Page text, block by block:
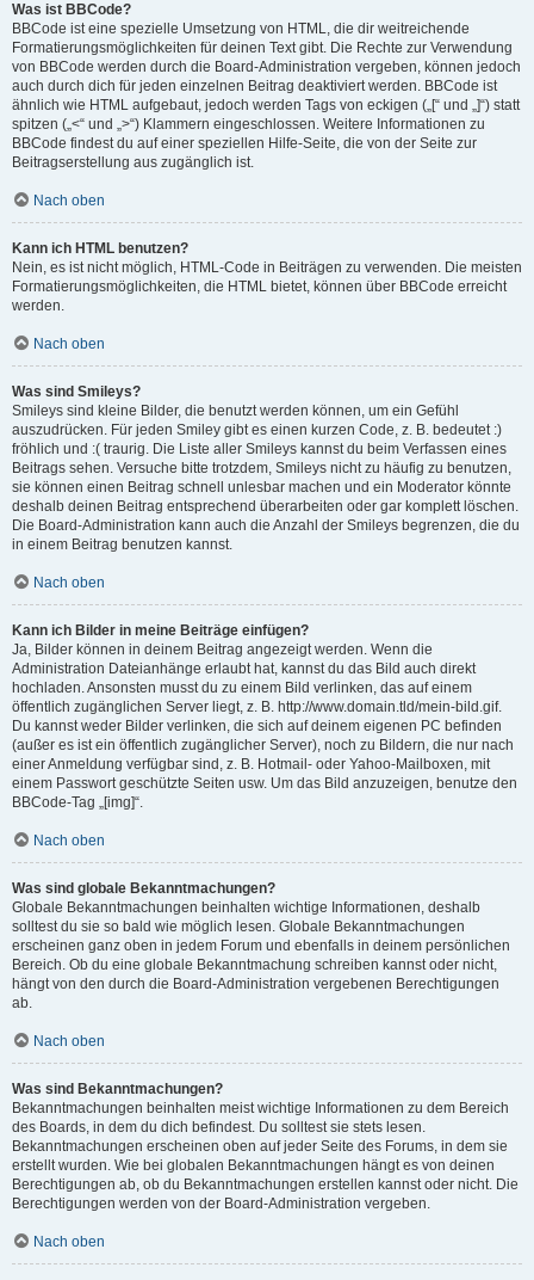
Was ist BBCode?
BBCode ist eine spezielle Umsetzung von HTML, die dir weitreichende
Formatierungsmöglichkeiten für deinen Text gibt. Die Rechte zur Verwendung
von BBCode werden durch die Board-Administration vergeben, können jedoch
auch durch dich für jeden einzelnen Beitrag deaktiviert werden. BBCode ist
ähnlich wie HTML aufgebaut, jedoch werden Tags von eckigen („[“ und „]“) statt
spitzen („<“ und „>“) Klammern eingeschlossen. Weitere Informationen zu
BBCode findest du auf einer speziellen Hilfe-Seite, die von der Seite zur
Beitragserstellung aus zugänglich ist.
Nach oben
Kann ich HTML benutzen?
Nein, es ist nicht möglich, HTML-Code in Beiträgen zu verwenden. Die meisten
Formatierungsmöglichkeiten, die HTML bietet, können über BBCode erreicht
werden.
Nach oben
Was sind Smileys?
Smileys sind kleine Bilder, die benutzt werden können, um ein Gefühl
auszudrücken. Für jeden Smiley gibt es einen kurzen Code, z. B. bedeutet :)
fröhlich und :( traurig. Die Liste aller Smileys kannst du beim Verfassen eines
Beitrags sehen. Versuche bitte trotzdem, Smileys nicht zu häufig zu benutzen,
sie können einen Beitrag schnell unlesbar machen und ein Moderator könnte
deshalb deinen Beitrag entsprechend überarbeiten oder gar komplett löschen.
Die Board-Administration kann auch die Anzahl der Smileys begrenzen, die du
in einem Beitrag benutzen kannst.
Nach oben
Kann ich Bilder in meine Beiträge einfügen?
Ja, Bilder können in deinem Beitrag angezeigt werden. Wenn die
Administration Dateianhänge erlaubt hat, kannst du das Bild auch direkt
hochladen. Ansonsten musst du zu einem Bild verlinken, das auf einem
öffentlich zugänglichen Server liegt, z. B. http://www.domain.tld/mein-bild.gif.
Du kannst weder Bilder verlinken, die sich auf deinem eigenen PC befinden
(außer es ist ein öffentlich zugänglicher Server), noch zu Bildern, die nur nach
einer Anmeldung verfügbar sind, z. B. Hotmail- oder Yahoo-Mailboxen, mit
einem Passwort geschützte Seiten usw. Um das Bild anzuzeigen, benutze den
BBCode-Tag „[img]“.
Nach oben
Was sind globale Bekanntmachungen?
Globale Bekanntmachungen beinhalten wichtige Informationen, deshalb
solltest du sie so bald wie möglich lesen. Globale Bekanntmachungen
erscheinen ganz oben in jedem Forum und ebenfalls in deinem persönlichen
Bereich. Ob du eine globale Bekanntmachung schreiben kannst oder nicht,
hängt von den durch die Board-Administration vergebenen Berechtigungen
ab.
Nach oben
Was sind Bekanntmachungen?
Bekanntmachungen beinhalten meist wichtige Informationen zu dem Bereich
des Boards, in dem du dich befindest. Du solltest sie stets lesen.
Bekanntmachungen erscheinen oben auf jeder Seite des Forums, in dem sie
erstellt wurden. Wie bei globalen Bekanntmachungen hängt es von deinen
Berechtigungen ab, ob du Bekanntmachungen erstellen kannst oder nicht. Die
Berechtigungen werden von der Board-Administration vergeben.
Nach oben